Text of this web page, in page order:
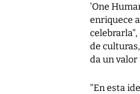
'One
enriquece
de
da un valor
"En esta